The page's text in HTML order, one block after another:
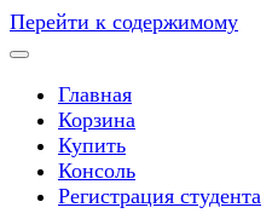
Перейти к содержимому
Главная
Корзина
Купить
Консоль
Регистрация студента